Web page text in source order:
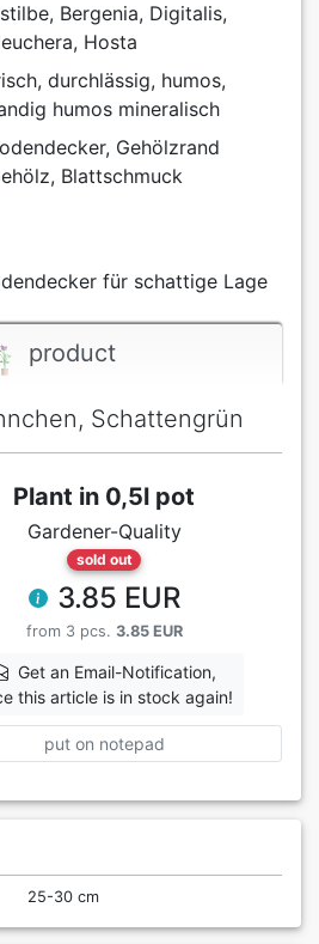
Bergenia, Digitalis,
Hosta
durchlässig, humos,
humos mineralisch
Gehölzrand
Blattschmuck
für schattige Lage
product
Schattengrün
Plant in 0,5l pot
Gardener-Quality
sold out
3.85 EUR
from 3 pcs. 3.85 EUR
Get an Email-Notification,
this article is in stock again!
put on notepad
25-30 cm